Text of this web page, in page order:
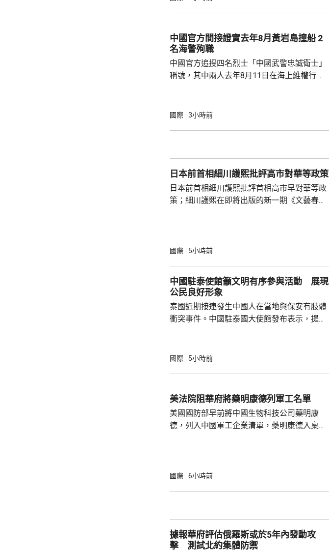
中國官方間接證實去年8月黃岩島撞船 2
名海警殉職
中國官方追授四名烈士「中國武警忠誠衛士」
稱號，其中兩人去年8月11日在海上維權行動
意味中國時隔一年首次間接證實撞船事件造成
追記一等功。25歲的程龍同日在海上維權行動
中不幸犧牲，同樣追記一等功。...
國際 3小時前
日本前首相細川護熙批評高市對華等政策
日本前首相細川護熙批評首相高市早對華等政
策；細川護熙在即將出版的新一期《文藝春
施，打破僵局，難免被批評是不負責任。他認
興奮，在處理對美中的距離感和如何保持平衡
方面，看不出有什麼戰略。 對於上月國會通過
修改後的新版《皇室典範》，細川批評是執...
國際 5小時前
中國駐泰使館籲文明有序參與活動 展現
公民良好形象
泰國近期接連發生中國人在當地與保安有肢體
衝突事件。中國駐泰國大使館發布表示，提醒
定，文明旅遊、禮貌待人，展現中國公民良好
公民要提前做好準備，了解活動規則，包括入
場、拍攝、攜帶物品等要求，如發生糾紛或合
法權益受到侵害，應保持冷靜，依法理性維...
國際 5小時前
美法院阻華府將藥明康德列軍工名單
美國國防部早前將中國生物科技公司藥明康
德，列入中國軍工企業清單，藥明康德入稟法
決表示歡迎，認為此舉減輕公司被列入名單所
國際 6小時前
據報華府評估俄羅斯或於5年內發動攻
擊 測試北約集體防禦